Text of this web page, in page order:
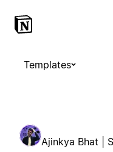
Templates
Ajinkya Bhat |